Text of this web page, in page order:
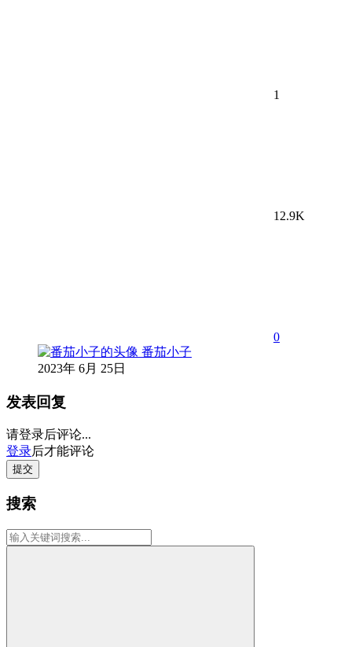
1
12.9K
0
番茄小子
2023年 6月 25日
发表回复
请登录后评论...
登录后才能评论
提交
搜索